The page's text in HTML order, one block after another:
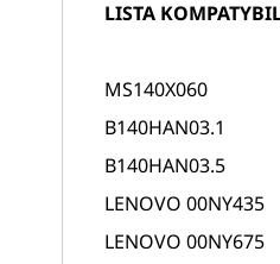
LISTA
MS140X060
B140HAN03.1
B140HAN03.5
LENOVO 00NY435
LENOVO 00NY675